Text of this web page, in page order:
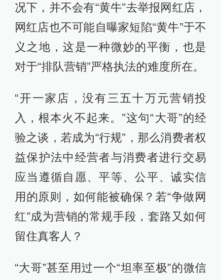
况下，并不会有“黄牛”去举报网红店，
网红店也不可能自曝家短陷“黄牛”于不
义之地，这是一种微妙的平衡，也是
对于“排队营销”严格执法的难度所在。
“开一家店，没有三五十万元营销投
入，根本火不起来。”这句“大哥”的经
验之谈，若成为“行规”，那么消费者权
益保护法中经营者与消费者进行交易
应当遵循自愿、平等、公平、诚实信
用的原则，如何能被确保？若“争做网
红”成为营销的常规手段，套路又如何
留住真客人？
“大哥”甚至用过一个“坦率至极”的微信